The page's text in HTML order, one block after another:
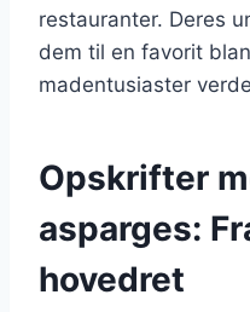
restauranter. Deres
dem til en favorit
madentusiaster
Opskrifter
asparges:
hovedret